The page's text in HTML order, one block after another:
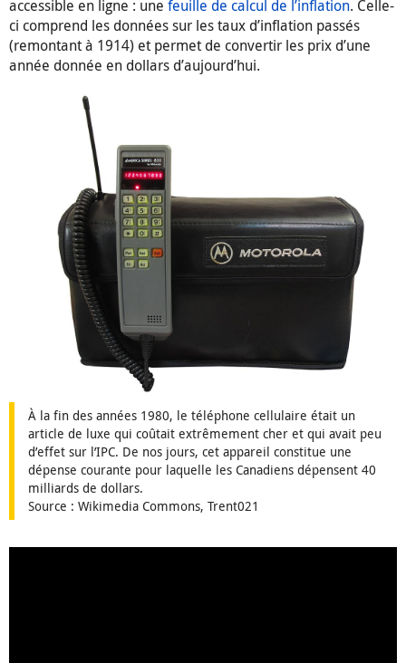
accessible en ligne : une feuille de calcul de l’inflation. Celle-
ci comprend les données sur les taux d’inflation passés
(remontant à 1914) et permet de convertir les prix d’une
année donnée en dollars d’aujourd’hui.
À la fin des années 1980, le téléphone cellulaire était un
article de luxe qui coûtait extrêmement cher et qui avait peu
d’effet sur l’IPC. De nos jours, cet appareil constitue une
dépense courante pour laquelle les Canadiens dépensent 40
milliards de dollars.
Source : Wikimedia Commons, Trent021